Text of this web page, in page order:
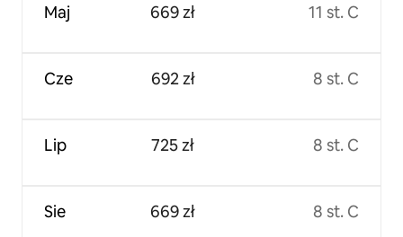
Maj
Cze
Lip
Sie
669 zł
692 zł
725 zł
669 zł
11 st. C
8 st. C
8 st. C
8 st. C